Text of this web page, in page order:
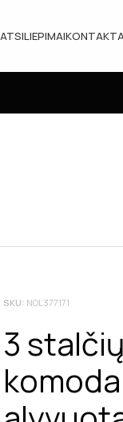
ATSILIEPIMAI
SKU: NOL377171
3 stalčių